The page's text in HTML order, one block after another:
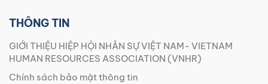
THÔNG TIN
GIỚI THIỆU HIỆP HỘI NHÂN SỰ VIỆT NAM- VIETNAM
HUMAN RESOURCES ASSOCIATION (VNHR)
Chính sách bảo mật thông tin